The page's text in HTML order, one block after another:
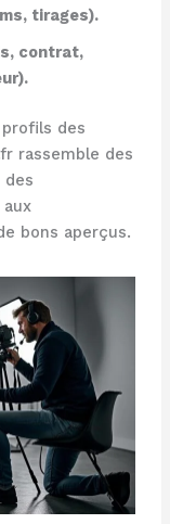
tirages).
contrat,
des
rassemble des
des
bons aperçus.